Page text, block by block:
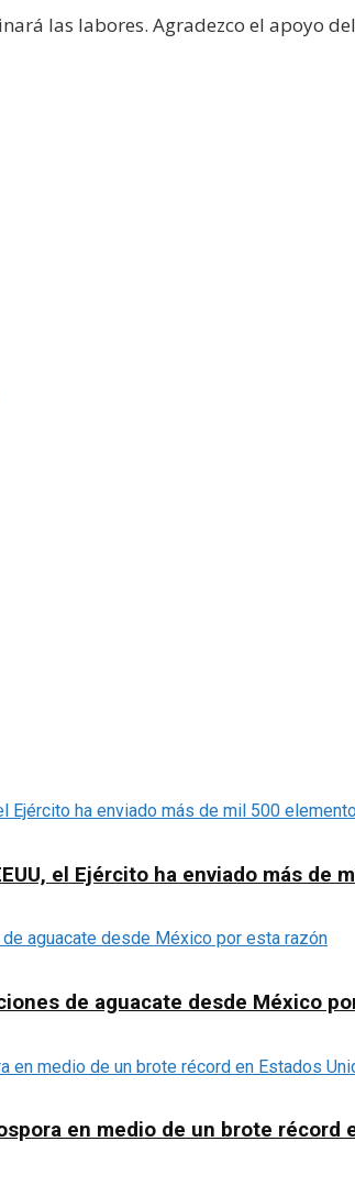
las labores. Agradezco el apoyo
el Ejército ha enviado más de
de aguacate desde México
en medio de un brote récord